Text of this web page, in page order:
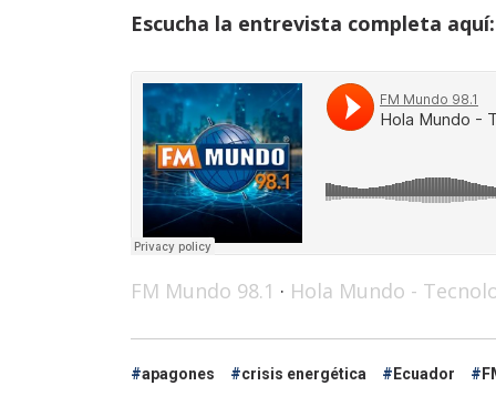
Escucha la entrevista completa
FM Mundo 98.1 · Hola Mundo -
apagones crisis energética Ecuador